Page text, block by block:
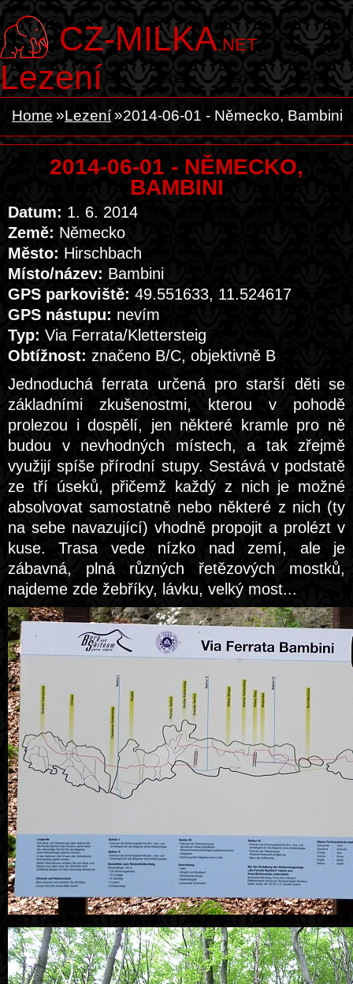
CZ-MILKA.NET
Lezení
Home Lezení 2014-06-01 - Německo, Bambini
2014-06-01 - NĚMECKO,
BAMBINI
Datum: 1. 6. 2014
Země: Německo
Město: Hirschbach
Místo/název: Bambini
GPS parkoviště: 49.551633, 11.524617
GPS nástupu: nevím
Typ: Via Ferrata/Klettersteig
Obtížnost: značeno B/C, objektivně B
Jednoduchá ferrata určená pro starší děti se
základními zkušenostmi, kterou v pohodě
prolezou i dospělí, jen některé kramle pro ně
budou v nevhodných místech, a tak zřejmě
využijí spíše přírodní stupy. Sestává v podstatě
ze tří úseků, přičemž každý z nich je možné
absolvovat samostatně nebo některé z nich (ty
na sebe navazující) vhodně propojit a prolézt v
kuse. Trasa vede nízko nad zemí, ale je
zábavná, plná různých řetězových mostků,
najdeme zde žebříky, lávku, velký most...